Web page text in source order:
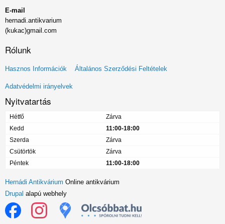
E-mail
hernadi.antikvarium
(kukac)gmail.com
Rólunk
Lábléc
menü
Hasznos Információk Általános Szerződési Feltételek
Adatvédelmi irányelvek
Nyitvatartás
Hétfő
Zárva
Kedd
11:00-18:00
Szerda
Zárva
Csütörtök
Zárva
Péntek
11:00-18:00
Hernádi Antikvárium Online antikvárium
Drupal alapú webhely